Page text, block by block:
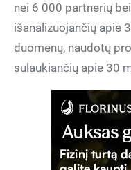
nei 6 000 partnerių
išanalizuojančių apie
duomenų, naudotų
sulaukiančių apie 30